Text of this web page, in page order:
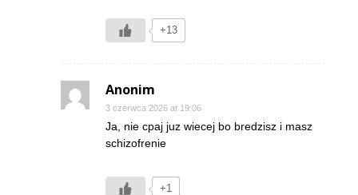
+13
Anonim
3 czerwca 2026 at 19:06
Ja, nie cpaj juz wiecej bo bredzisz i masz
schizofrenie
+1